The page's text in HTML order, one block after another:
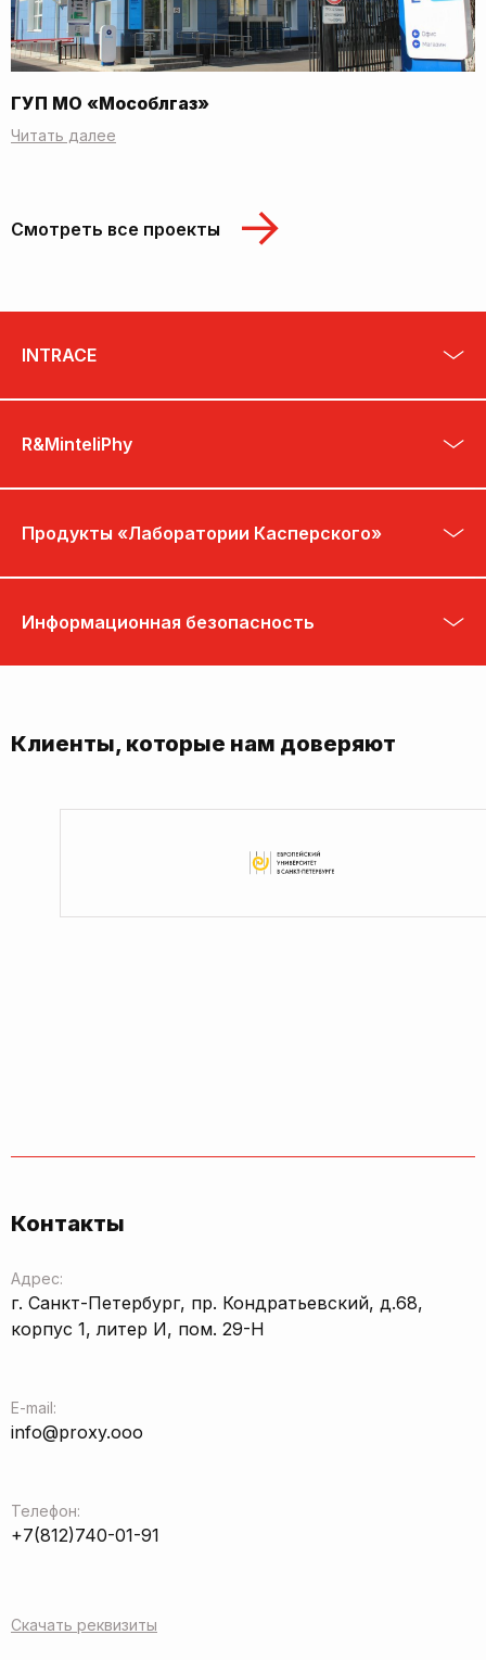
ГУП МО «Мособлгаз»
Читать далее
Смотреть все проекты
INTRACE
R&MinteliPhy
Продукты «Лаборатории Касперского»
Информационная безопасность
Клиенты, которые нам доверяют
Контакты
Адрес:
г. Санкт-Петербург, пр. Кондратьевский, д.68,
корпус 1, литер И, пом. 29-Н
E-mail:
info@proxy.ooo
Телефон:
+7(812)740-01-91
Скачать реквизиты